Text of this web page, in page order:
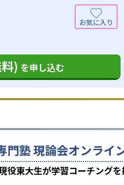
) を申し込む
門塾 現論会オンライ
役東大生が学習コーチング